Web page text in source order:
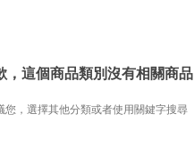
，這個商品類別沒有相關商品
您，選擇其他分類或者使用關鍵字搜尋